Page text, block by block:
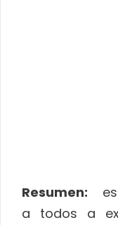
Resumen:
a todos a